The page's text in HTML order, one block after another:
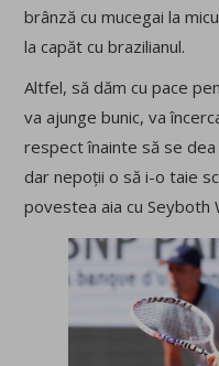
brânză cu mucegai la
la capăt cu brazilianul.
Altfel, să dăm cu pace
va ajunge bunic, va
respect înainte să se
dar nepoții o să i-o taie
povestea aia cu Seyboth